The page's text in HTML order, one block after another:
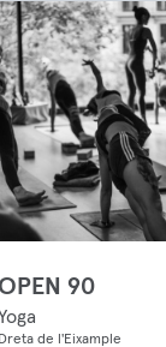
OPEN 90
Dreta de l'Eixample